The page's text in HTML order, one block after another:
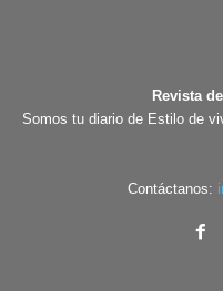
Revista
Somos tu diario de Estilo de
Contáctanos: